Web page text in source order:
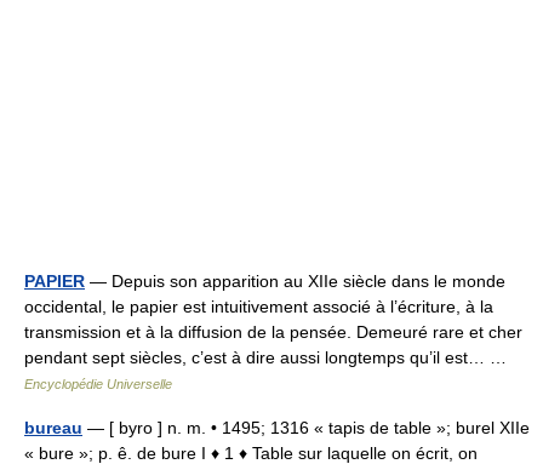
PAPIER — Depuis son apparition au XIIe siècle dans le monde
occidental, le papier est intuitivement associé à l’écriture, à la
transmission et à la diffusion de la pensée. Demeuré rare et cher
pendant sept siècles, c’est à dire aussi longtemps qu’il est… …
Encyclopédie Universelle
bureau — [ byro ] n. m. • 1495; 1316 « tapis de table »; burel XIIe
« bure »; p. ê. de bure I ♦ 1 ♦ Table sur laquelle on écrit, on